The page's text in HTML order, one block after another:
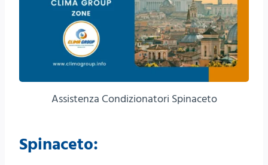
Assistenza Condizionatori Spinaceto
Spinaceto: